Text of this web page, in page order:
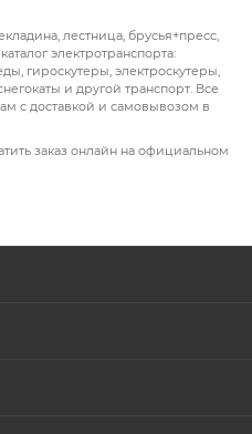
лестница, брусья+пресс,
электротранспорта:
гироскутеры, электроскутеры,
и другой транспорт. Все
с доставкой и самовывозом в
заказ онлайн на официальном